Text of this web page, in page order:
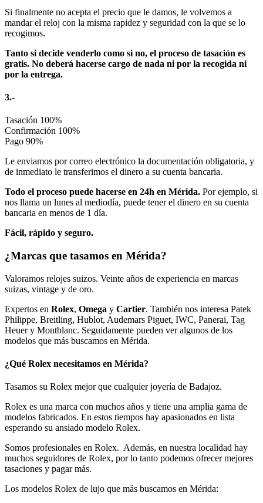
Si finalmente no acepta el precio que le damos, le volvemos a
mandar el reloj con la misma rapidez y seguridad con la que se lo
recogimos.
Tanto si decide venderlo como si no, el proceso de tasación es
gratis. No deberá hacerse cargo de nada ni por la recogida ni
por la entrega.
3.-
Tasación 100%
Confirmación 100%
Pago 90%
Le enviamos por correo electrónico la documentación obligatoria, y
de inmediato le transferimos el dinero a su cuenta bancaria.
Todo el proceso puede hacerse en 24h en Mérida. Por ejemplo, si
nos llama un lunes al mediodía, puede tener el dinero en su cuenta
bancaria en menos de 1 día.
Fácil, rápido y seguro.
¿Marcas que tasamos en Mérida?
Valoramos relojes suizos. Veinte años de experiencia en marcas
suizas, vintage y de oro.
Expertos en Rolex, Omega y Cartier. También nos interesa Patek
Philippe, Breitling, Hublot, Audemars Piguet, IWC, Panerai, Tag
Heuer y Montblanc. Seguidamente pueden ver algunos de los
modelos que más buscamos en Mérida.
¿Qué Rolex necesitamos en Mérida?
Tasamos su Rolex mejor que cualquier joyería de Badajoz.
Rolex es una marca con muchos años y tiene una amplia gama de
modelos fabricados. En estos tiempos hay apasionados en lista
esperando su ansiado modelo Rolex.
Somos profesionales en Rolex. Además, en nuestra localidad hay
muchos seguidores de Rolex, por lo tanto podemos ofrecer mejores
tasaciones y pagar más.
Los modelos Rolex de lujo que más buscamos en Mérida: